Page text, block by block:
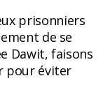
prisonniers
de se
Dawit, faisons
pour éviter